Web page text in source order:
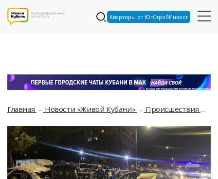
Квартиры от ЮгСтройИнвест
Главная Новости «Живой Кубани» Происшествия